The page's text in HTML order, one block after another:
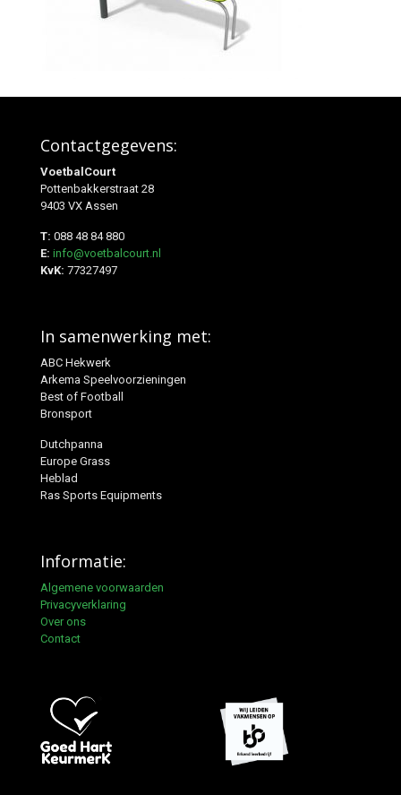
Contactgegevens:
VoetbalCourt
Pottenbakkerstraat 28
9403 VX Assen
T: 088 48 84 880
E: info@voetbalcourt.nl
KvK: 77327497
In samenwerking met:
ABC Hekwerk
Arkema Speelvoorzieningen
Best of Football
Bronsport
Dutchpanna
Europe Grass
Heblad
Ras Sports Equipments
Informatie:
Algemene voorwaarden
Privacyverklaring
Over ons
Contact